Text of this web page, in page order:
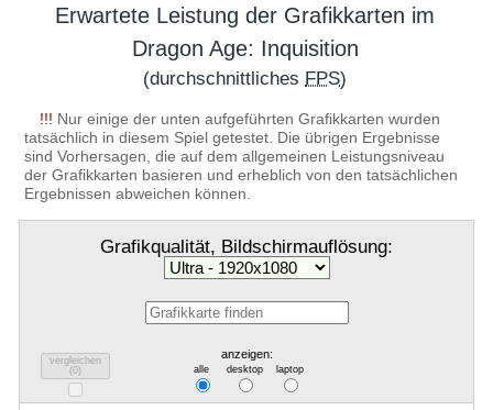
Erwartete Leistung der Grafikkarten im
Dragon Age: Inquisition
(durchschnittliches FPS)
!!! Nur einige der unten aufgeführten Grafikkarten wurden
tatsächlich in diesem Spiel getestet. Die übrigen Ergebnisse
sind Vorhersagen, die auf dem allgemeinen Leistungsniveau
der Grafikkarten basieren und erheblich von den tatsächlichen
Ergebnissen abweichen können.
Grafikqualität, Bildschirmauflösung:
vergleichen
(0)
anzeigen:
alle desktop laptop